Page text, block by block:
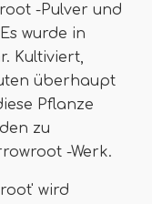
-Pulver und
wurde in
Kultiviert,
überhaupt
Pflanze
zu
-Werk.
wird